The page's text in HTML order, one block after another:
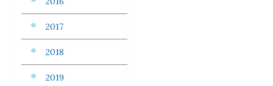
2017
2018
2019